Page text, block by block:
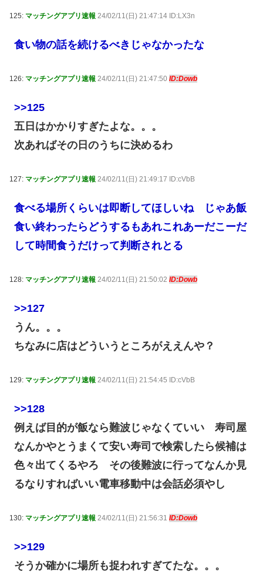
125: マッチングアプリ速報 24/02/11(日) 21:47:14 ID:LX3n
食い物の話を続けるべきじゃなかったな
126: マッチングアプリ速報 24/02/11(日) 21:47:50 ID:Dowb
>>125
五日はかかりすぎたよな。。。
次あればその日のうちに決めるわ
127: マッチングアプリ速報 24/02/11(日) 21:49:17 ID:cVbB
食べる場所くらいは即断してほしいね じゃあ飯
食い終わったらどうするもあれこれあーだこーだ
して時間食うだけって判断されとる
128: マッチングアプリ速報 24/02/11(日) 21:50:02 ID:Dowb
>>127
うん。。。
ちなみに店はどういうところがええんや？
129: マッチングアプリ速報 24/02/11(日) 21:54:45 ID:cVbB
>>128
例えば目的が飯なら難波じゃなくていい 寿司屋
なんかやとうまくて安い寿司で検索したら候補は
色々出てくるやろ その後難波に行ってなんか見
るなりすればいい電車移動中は会話必須やし
130: マッチングアプリ速報 24/02/11(日) 21:56:31 ID:Dowb
>>129
そうか確かに場所も捉われすぎてたな。。。